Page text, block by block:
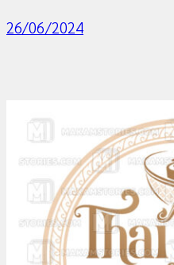
26/06/2024